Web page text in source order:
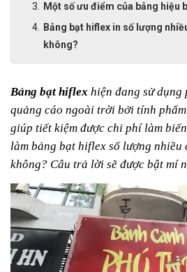
Một số ưu điểm của bảng hiệu
Bảng bạt hiflex in số lượng
không?
Bảng bạt hiflex hiện đang sử dụng
quảng cáo ngoài trời bởi tính
giúp tiết kiệm được chi phí làm
làm bảng bạt hiflex số lượng nhiều
không? Câu trả lời sẽ được bật mí